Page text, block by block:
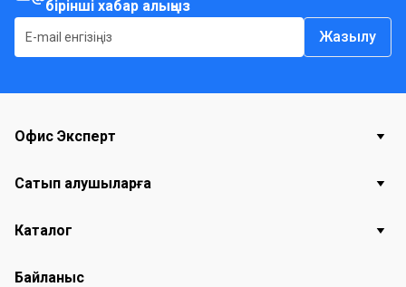
бірінші хабар алыңыз
Жазылу
Офис Эксперт
Сатып алушыларға
Каталог
Байланыс